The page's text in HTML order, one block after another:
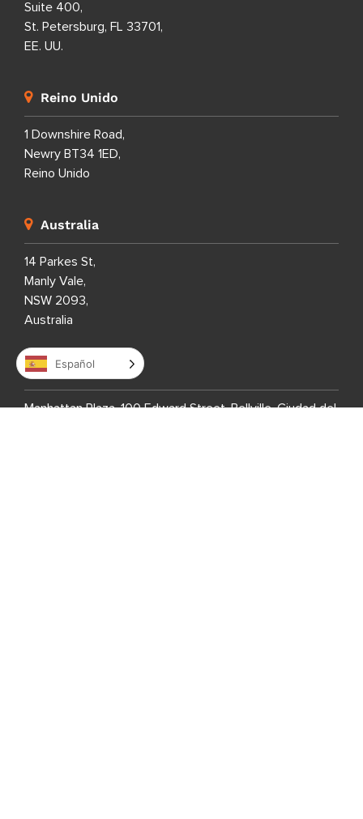
Suite 400,
St. Petersburg, FL 33701,
EE. UU.
Reino Unido
1 Downshire Road,
Newry BT34 1ED,
Reino Unido
Australia
14 Parkes St,
Manly Vale,
NSW 2093,
Australia
Sudáfrica
Manhattan Plaza, 100 Edward Street, Bellville, Ciudad del
Español